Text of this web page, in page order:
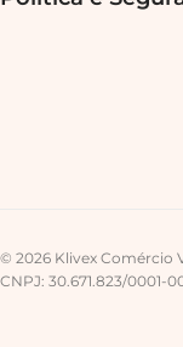
© 2026 Klivex Comércio
CNPJ: 30.671.823/0001-